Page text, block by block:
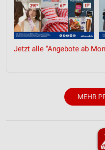
Jetzt alle "Angebote ab
MEHR